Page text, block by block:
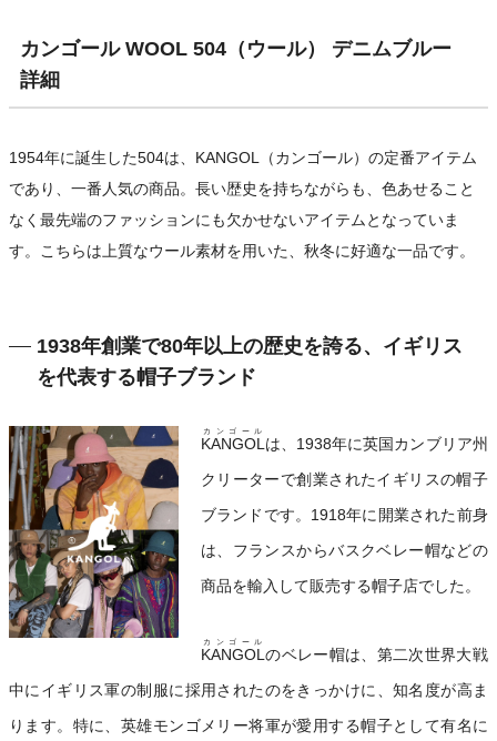
カンゴール WOOL 504（ウール） デニムブルー
詳細
1954年に誕生した504は、KANGOL（カンゴール）の定番アイテム
であり、一番人気の商品。長い歴史を持ちながらも、色あせること
なく最先端のファッションにも欠かせないアイテムとなっていま
す。こちらは上質なウール素材を用いた、秋冬に好適な一品です。
1938年創業で80年以上の歴史を誇る、イギリス
を代表する帽子ブランド
KANGOL
カンゴール
は、1938年に英国カンブリア州
クリーターで創業されたイギリスの帽子
ブランドです。1918年に開業された前身
は、フランスからバスクベレー帽などの
商品を輸入して販売する帽子店でした。
KANGOL
カンゴール
のベレー帽は、第二次世界大戦
中にイギリス軍の制服に採用されたのをきっかけに、知名度が高ま
ります。特に、英雄モンゴメリー将軍が愛用する帽子として有名に